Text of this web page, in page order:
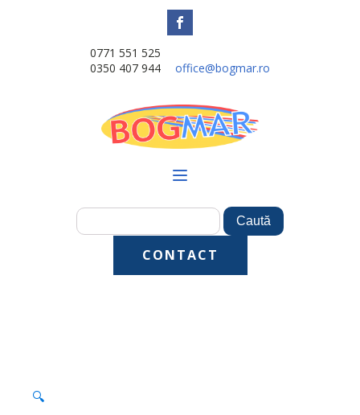
0771 551 525
0350 407 944
office@bogmar.ro
CONTACT
🔍